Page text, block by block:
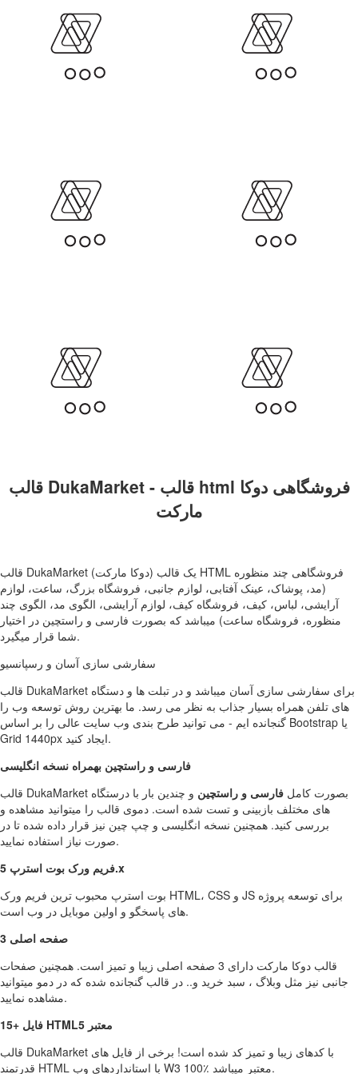
قالب DukaMarket - قالب html فروشگاهی دوکا
مارکت
قالب DukaMarket (دوکا مارکت) یک قالب HTML فروشگاهی چند منظوره
(مد، پوشاک، عینک آفتابی، لوازم جانبی، فروشگاه بزرگ، ساعت، لوازم
آرایشی، لباس، کیف، فروشگاه کیف، لوازم آرایشی، الگوی مد، الگوی چند
منظوره، فروشگاه ساعت) میباشد که بصورت فارسی و راستچین در اختیار
شما قرار میگیرد.
سفارشی سازی آسان و رسپانسیو
قالب DukaMarket برای سفارشی سازی آسان میباشد و در تبلت ها و دستگاه
های تلفن همراه بسیار جذاب به نظر می رسد. ما بهترین روش توسعه وب را
گنجانده ایم - می توانید طرح بندی وب سایت عالی را بر اساس Bootstrap یا
Grid 1440px ایجاد کنید.
فارسی و راستچین بهمراه نسخه انگلیسی
قالب DukaMarket بصورت کامل فارسی و راستچین و چندین بار با درستگاه
های مختلف بازبینی و تست شده است. دموی قالب را میتوانید مشاهده و
بررسی کنید. همچنین نسخه انگلیسی و چپ چین نیز قرار داده شده تا در
صورت نیاز استفاده نمایید.
فریم ورک بوت استرپ 5.x
بوت استرپ محبوب ترین فریم ورک HTML، CSS و JS برای توسعه پروژه
های پاسخگو و اولین موبایل در وب است.
3 صفحه اصلی
قالب دوکا مارکت دارای 3 صفحه اصلی زیبا و تمیز است. همچنین صفحات
جانبی نیز مثل وبلاگ ، سبد خرید و.. در قالب گنجانده شده که در دمو میتوانید
مشاهده نمایید.
15+ فایل HTML5 معتبر
قالب DukaMarket با کدهای زیبا و تمیز کد شده است! برخی از فایل های
قدرتمند HTML با استانداردهای وب W3 100٪ معتبر میباشد.